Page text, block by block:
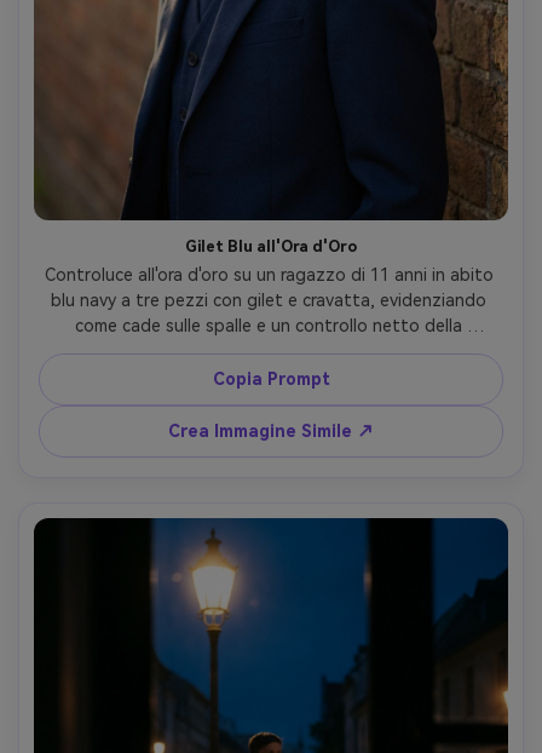
Gilet Blu all'Ora d'Oro
Controluce all'ora d'oro su un ragazzo di 11 anni in abito
blu navy a tre pezzi con gilet e cravatta, evidenziando
come cade sulle spalle e un controllo netto della
vestibilità; parete di mattoni esterna, Sony A7IV 85mm
f/1.8, inquadratura a mezzo busto, luce di contorno,
texture fotorealistica della pelle, capo drappeggiato
naturalmente sulla sua figura --ar 4:5
Copia Prompt
Crea Immagine Simile ↗